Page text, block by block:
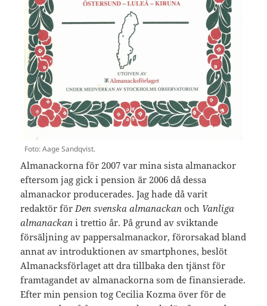
Foto: Aage Sandqvist.
Almanackorna för 2007 var mina sista almanackor
eftersom jag gick i pension är 2006 då dessa
almanackor producerades. Jag hade då varit
redaktör förDen svenska almanackan och Vanliga
almanackan i trettio år. På grund av sviktande
försäljning av pappersalmanackor, förorsakad bland
annat av introduktionen av smartphones, beslöt
Almanacksförlaget att dra tillbaka den tjänst för
framtagandet av almanackorna som de finansierade.
Efter min pension tog Cecilia Kozma över för de